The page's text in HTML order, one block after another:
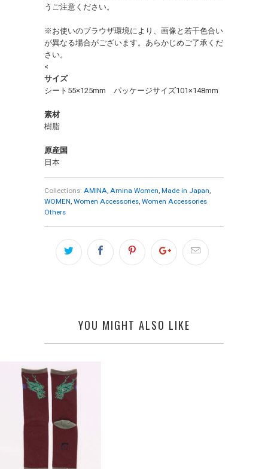
うご注意ください。
※お使いのブラウザ環境により、画像と若干色合い
が異なる場合がございます。あらかじめご了承くだ
さい。
<
サイズ
シート55×125mm パッケージサイズ101×148mm
素材
樹脂
原産国
日本
Collections: AMINA Amina Women Made in Japan
WOMEN Women Accessories Women Accessories
Others
YOU MIGHT ALSO LIKE